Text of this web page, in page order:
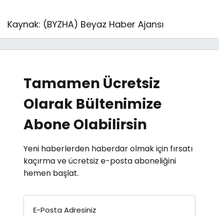
Kaynak: (BYZHA) Beyaz Haber Ajansı
Tamamen Ücretsiz
Olarak Bültenimize
Abone Olabilirsin
Yeni haberlerden haberdar olmak için fırsatı
kaçırma ve ücretsiz e-posta aboneliğini
hemen başlat.
E-Posta Adresiniz